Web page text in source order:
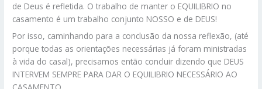
de Deus é refletida. O trabalho de manter o EQUILIBRIO no
casamento é um trabalho conjunto NOSSO e de DEUS!
Por isso, caminhando para a conclusão da nossa reflexão, (até
porque todas as orientações necessárias já foram ministradas
à vida do casal), precisamos então concluir dizendo que DEUS
INTERVEM SEMPRE PARA DAR O EQUILIBRIO NECESSÁRIO AO